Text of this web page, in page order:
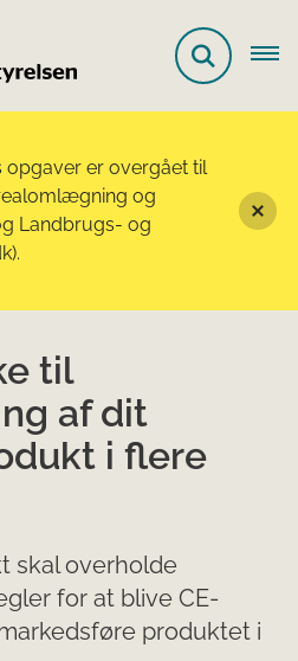
opgaver er overgået til
og
Landbrugs- og
til
af dit
i flere
skal overholde
for at blive CE-
produktet i